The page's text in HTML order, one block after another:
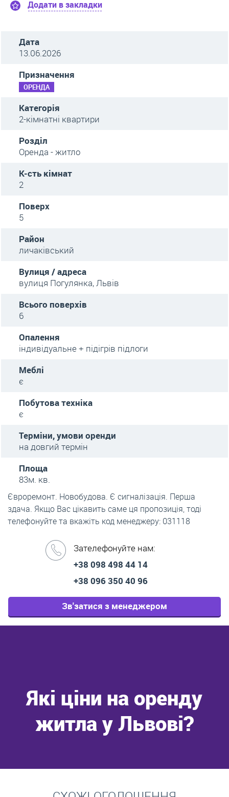
Додати в закладки
Дата
13.06.2026
Призначення
ОРЕНДА
Категорія
2-кімнатні квартири
Розділ
Оренда - житло
К-сть кімнат
2
Поверх
5
Район
личаківський
Вулиця / адреса
вулиця Погулянка, Львів
Всього поверхів
6
Опалення
індивідуальне + підігрів підлоги
Меблі
є
Побутова техніка
є
Терміни, умови оренди
на довгий термін
Площа
83м. кв.
Євроремонт. Новобудова. Є сигналізація. Перша
здача. Якщо Вас цікавить саме ця пропозиція, тоді
телефонуйте та вкажіть код менеджеру: 031118
Зателефонуйте нам:
+38 098 498 44 14
+38 096 350 40 96
Зв'затися з менеджером
Які ціни на оренду
житла у Львові?